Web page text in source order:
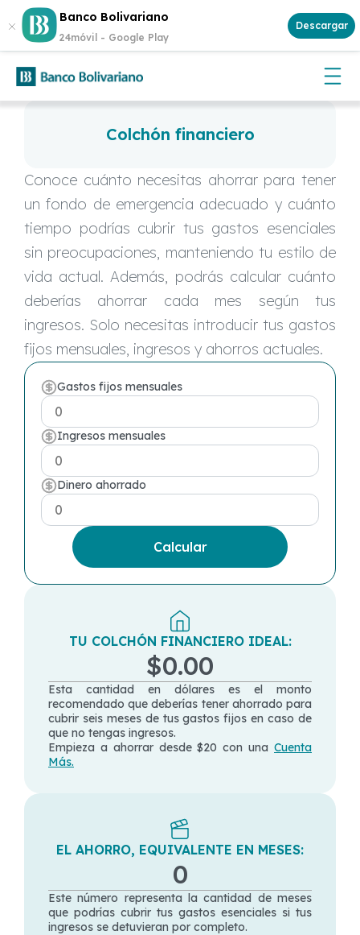
Banco Bolivariano
24móvil - Google Play
Descargar
¡Gana $500 cada semana!Abre tu cuenta y participa.Aplican
términos y condiciones
Colchón financiero
Conoce cuánto necesitas ahorrar para tener
un fondo de emergencia adecuado y cuánto
tiempo podrías cubrir tus gastos esenciales
sin preocupaciones, manteniendo tu estilo de
vida actual. Además, podrás calcular cuánto
deberías ahorrar cada mes según tus
ingresos. Solo necesitas introducir tus gastos
fijos mensuales, ingresos y ahorros actuales.
Gastos fijos mensuales
Ingresos mensuales
Dinero ahorrado
Calcular
TU COLCHÓN FINANCIERO IDEAL:
$0.00
Esta cantidad en dólares es el monto
recomendado que deberías tener ahorrado para
cubrir seis meses de tus gastos fijos en caso de
que no tengas ingresos.
Empieza a ahorrar desde $20 con una Cuenta
Más.
EL AHORRO, EQUIVALENTE EN MESES:
0
Este número representa la cantidad de meses
que podrías cubrir tus gastos esenciales si tus
ingresos se detuvieran por completo.